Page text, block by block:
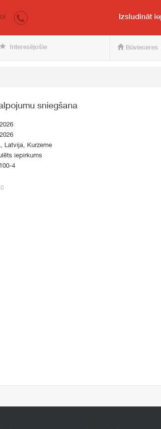
pircējam un
LV Izsludināt
Interesējošie Būvieceres
sniegšana
Latvija, Kurzeme
iepirkums
4